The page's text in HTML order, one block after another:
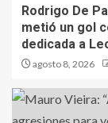
Rodrigo De
metió un gol
dedicada a
agosto 8, 2026